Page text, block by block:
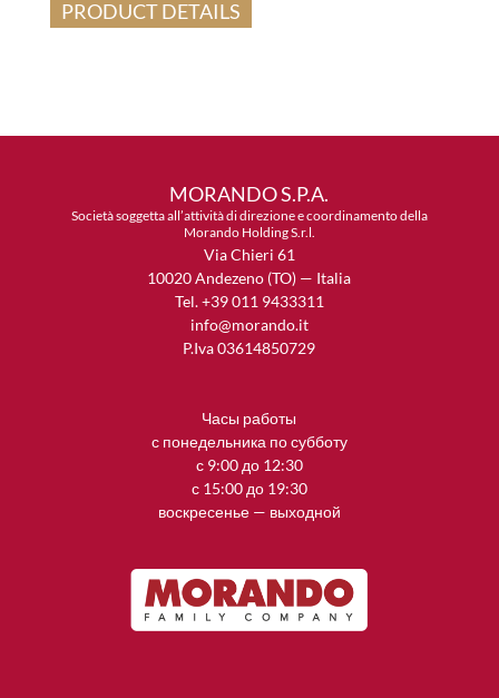
PRODUCT DETAILS
MORANDO S.P.A.
Società soggetta all’attività di direzione e coordinamento della
Morando Holding S.r.l.
Via Chieri 61
10020 Andezeno (TO) — Italia
Tel. +39 011 9433311
info@morando.it
P.Iva 03614850729
Часы работы
с понедельника по субботу
с 9:00 до 12:30
с 15:00 до 19:30
воскресенье — выходной